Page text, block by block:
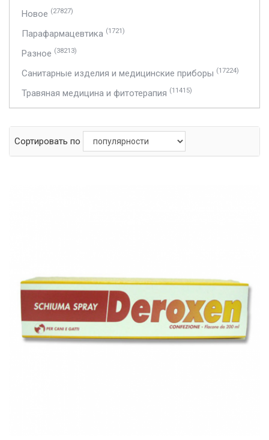
Новое (27827)
Парафармацевтика (1721)
Разное (38213)
Санитарные изделия и медицинские приборы (17224)
Травяная медицина и фитотерапия (11415)
Сортировать по